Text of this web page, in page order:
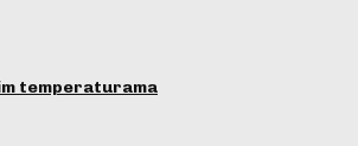
temperaturama